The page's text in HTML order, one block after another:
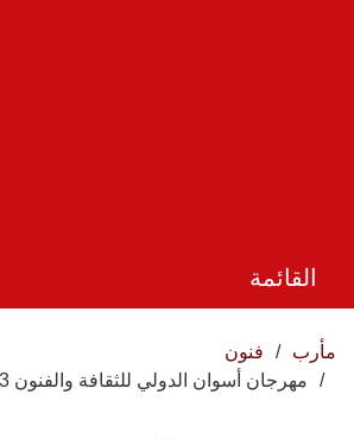
القائمة
مأرب
فنون
مهرجان أسوان الدولي للثقافة والفنون 2023